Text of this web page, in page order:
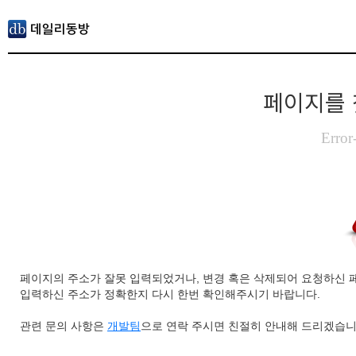
페이지를
페이지의 주소가 잘못 입력되었거나, 변경 혹은 삭제되어 요청하신
입력하신 주소가 정확한지 다시 한번 확인해주시기 바랍니다.
관련 문의 사항은 개발팀 으로 연락 주시면 친절히 안내해 드리겠습